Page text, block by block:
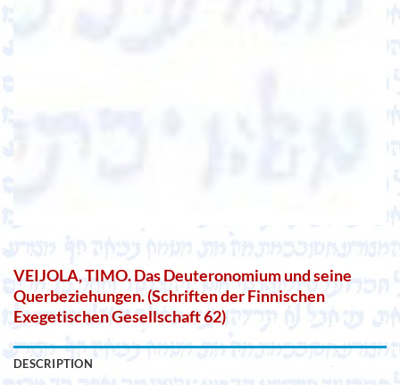
VEIJOLA, TIMO. Das Deuteronomium und seine
Querbeziehungen. (Schriften der Finnischen
Exegetischen Gesellschaft 62)
DESCRIPTION